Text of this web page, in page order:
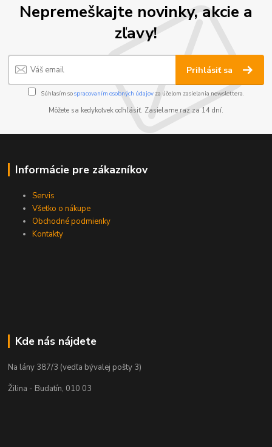
Nepremeškajte novinky, akcie a
zľavy!
Prihlásiť sa
Súhlasím sospracovaním osobných údajov za účelom zasielania newslettera.
Môžete sa kedykoľvek odhlásiť. Zasielame raz za 14 dní.
Informácie pre zákazníkov
Servis
Všetko o nákupe
Obchodné podmienky
Kontakty
Kde nás nájdete
Na lány 387/3 (vedľa bývalej pošty 3)
Žilina - Budatín, 010 03